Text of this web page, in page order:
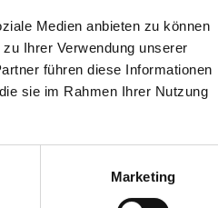
Medien anbieten zu können
Ihrer Verwendung unserer
führen diese Informationen
sie im Rahmen Ihrer Nutzung
Marketing